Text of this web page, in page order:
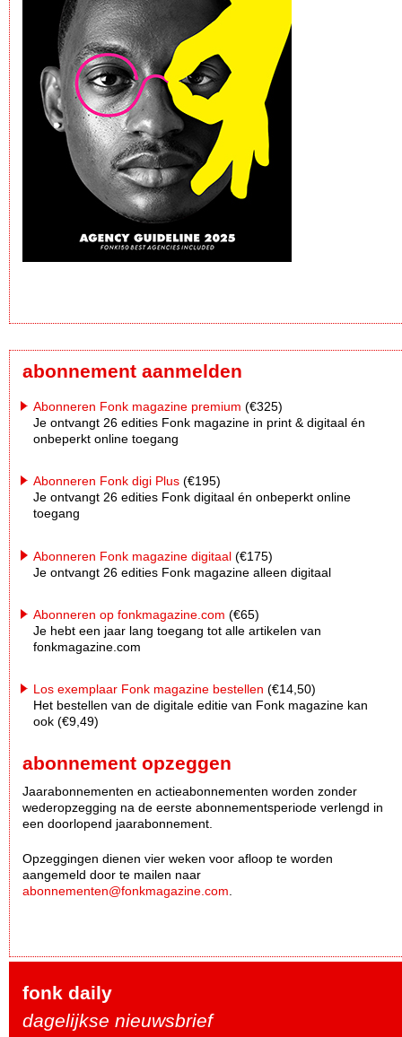
abonnement aanmelden
Abonneren Fonk magazine premium (€325)
Je ontvangt 26 edities Fonk magazine in print & digitaal én
onbeperkt online toegang
Abonneren Fonk digi Plus (€195)
Je ontvangt 26 edities Fonk digitaal én onbeperkt online
toegang
Abonneren Fonk magazine digitaal (€175)
Je ontvangt 26 edities Fonk magazine alleen digitaal
Abonneren op fonkmagazine.com (€65)
Je hebt een jaar lang toegang tot alle artikelen van
fonkmagazine.com
Los exemplaar Fonk magazine bestellen (€14,50)
Het bestellen van de digitale editie van Fonk magazine kan
ook (€9,49)
abonnement opzeggen
Jaarabonnementen en actieabonnementen worden zonder
wederopzegging na de eerste abonnementsperiode verlengd in
een doorlopend jaarabonnement.
Opzeggingen dienen vier weken voor afloop te worden
aangemeld door te mailen naar
abonnementen@fonkmagazine.com
fonk daily
dagelijkse nieuwsbrief